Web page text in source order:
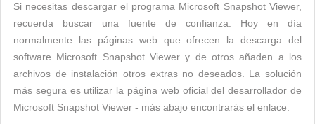
Si necesitas descargar el programa Microsoft Snapshot Viewer,
recuerda buscar una fuente de confianza. Hoy en día
normalmente las páginas web que ofrecen la descarga del
software Microsoft Snapshot Viewer y de otros añaden a los
archivos de instalación otros extras no deseados. La solución
más segura es utilizar la página web oficial del desarrollador de
Microsoft Snapshot Viewer - más abajo encontrarás el enlace.